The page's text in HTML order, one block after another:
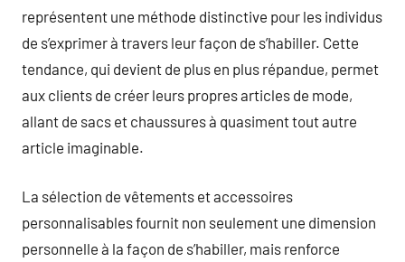
représentent une méthode distinctive pour les individus
de s’exprimer à travers leur façon de s’habiller. Cette
tendance, qui devient de plus en plus répandue, permet
aux clients de créer leurs propres articles de mode,
allant de sacs et chaussures à quasiment tout autre
article imaginable.
La sélection de vêtements et accessoires
personnalisables fournit non seulement une dimension
personnelle à la façon de s’habiller, mais renforce